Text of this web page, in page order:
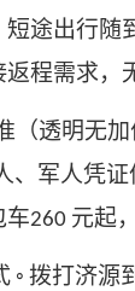
途出行随
程需求，
（透明无加
、军人凭
车260 元起，
◦ 拨打济源